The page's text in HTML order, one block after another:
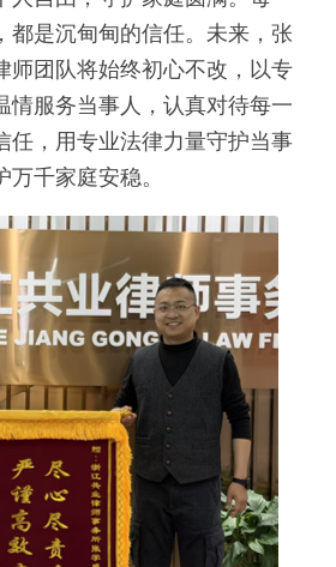
都是沉甸甸的信任。未来，张
师团队将始终初心不改，以专
情服务当事人，认真对待每一
任，用专业法律力量守护当事
千家庭安稳。